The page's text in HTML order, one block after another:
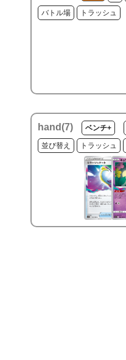
バトル場 トラッシュ
hand(7) ベンチ+
並び替え トラッシュ